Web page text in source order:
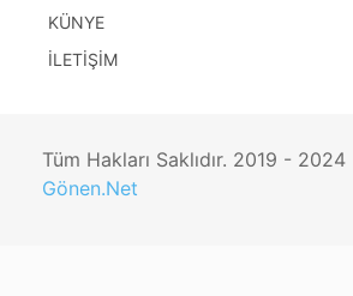
KÜNYE
İLETİŞİM
Tüm Hakları Saklıdır. 2019 - 2024 |
Gönen.Net